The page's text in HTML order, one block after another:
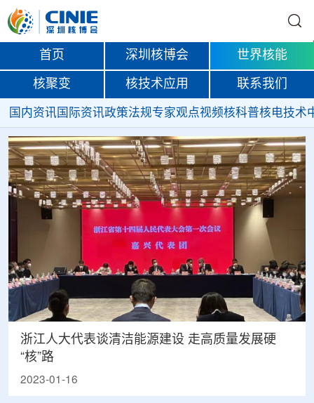
首页 深圳核博会 世界核能
核聚变 核技术应用 联系我们
国内资讯 国际资讯政策法规专家观点视频核科普核电技术
浙江人大代表谈清洁能源建设 走高质量发展硬
“核”路
2023-01-16